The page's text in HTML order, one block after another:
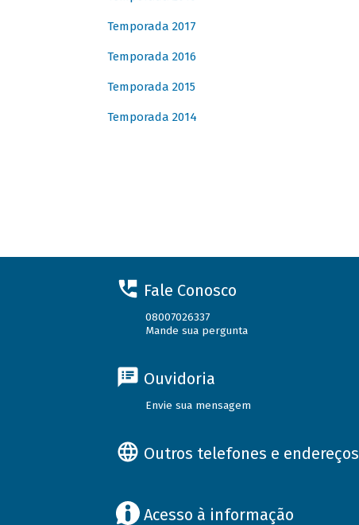
Temporada 2017
Temporada 2016
Temporada 2015
Temporada 2014
Fale Conosco
08007026337
Mande sua pergunta
Ouvidoria
Envie sua mensagem
Outros telefones e endereços
Acesso à informação